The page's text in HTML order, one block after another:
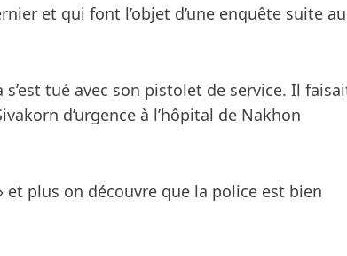
et qui font l’objet d’une enquête suite au
tué avec son pistolet de service. Il
d’urgence à l’hôpital de Nakhon
plus on découvre que la police est bien